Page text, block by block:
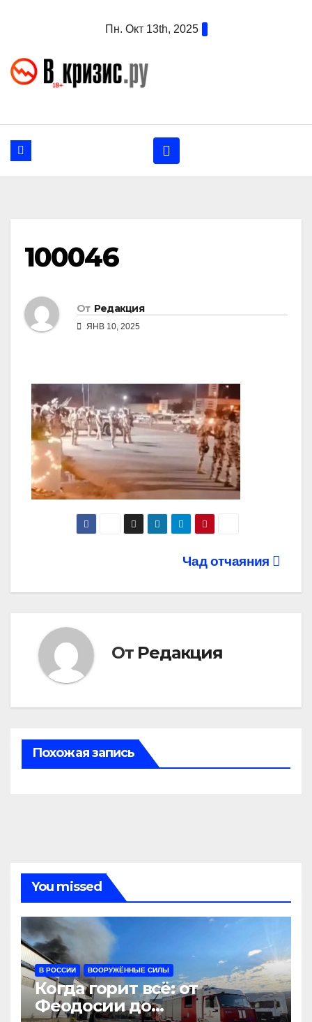
Пн. Окт 13th, 2025
100046
От Редакция
ЯНВ 10, 2025
по
записям
Чад отчаяния
От Редакция
Похожая запись
You missed
В РОССИИ ВООРУЖЁННЫЕ СИЛЫ
Когда горит всё: от
Феодосии до